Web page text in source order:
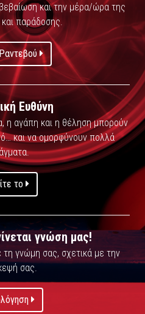
και την μέρα/ώρα της
παράδοσης.
Ευθύνη
η αγάπη και η θέληση μπορούν
και να ομορφύνουν πολλά
το
γνώση μας!
γνώμη σας, σχετικά με την
σας.